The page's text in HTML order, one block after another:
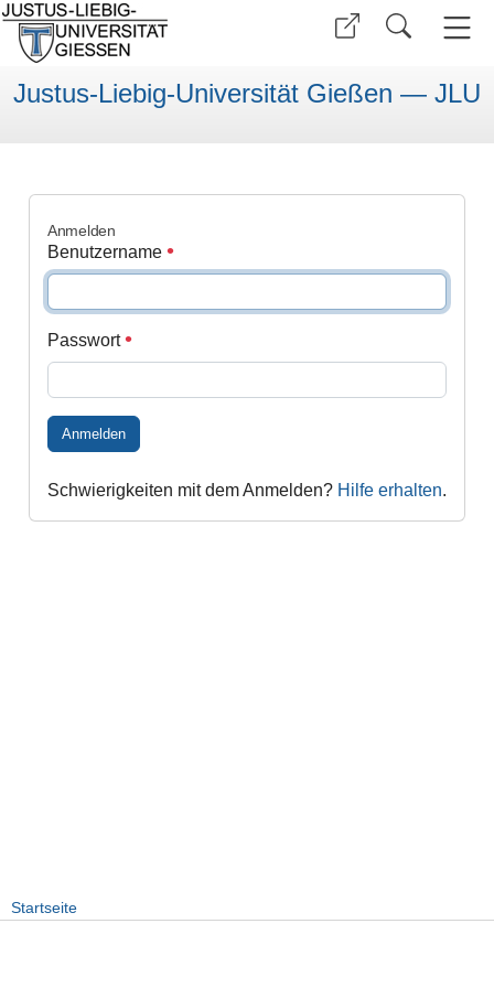
Justus-Liebig-Universität Gießen — JLU
Anmelden
Benutzername
Passwort
Anmelden
Schwierigkeiten mit dem Anmelden? Hilfe erhalten.
Startseite